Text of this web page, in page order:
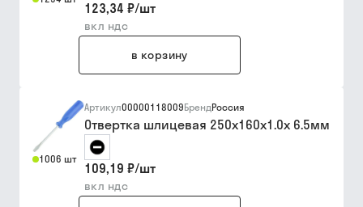
123,34 ₽/шт
вкл ндс
в корзину
1006 шт
Артикул00000118009БрендРоссия
Отвертка шлицевая 250х160х1.0х 6.5мм
109,19 ₽/шт
вкл ндс